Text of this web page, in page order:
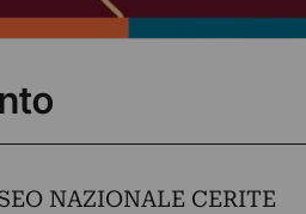
NAZIONALE CERITE